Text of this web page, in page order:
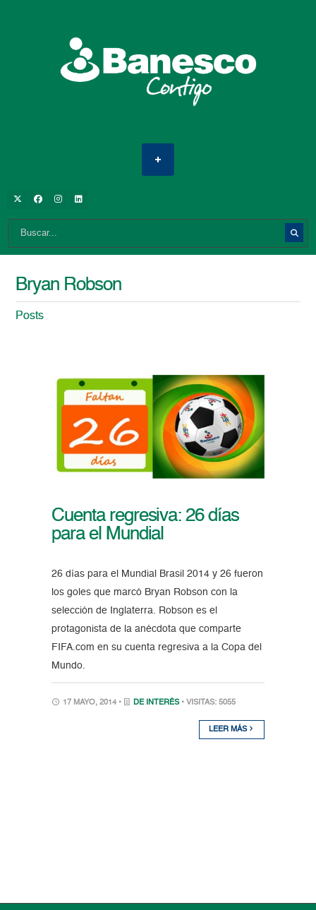
Bryan Robson
Posts
Cuenta regresiva: 26 días
para el Mundial
26 días para el Mundial Brasil 2014 y 26 fueron
los goles que marcó Bryan Robson con la
selección de Inglaterra. Robson es el
protagonista de la anécdota que comparte
FIFA.com en su cuenta regresiva a la Copa del
Mundo.
17 MAYO, 2014 • DE INTERÉS • VISITAS: 5055
LEER MÁS